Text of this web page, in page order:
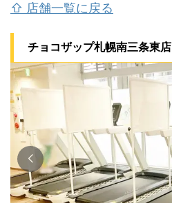
⇧ 店舗一覧に戻る
チョコザップ札幌南三条東店